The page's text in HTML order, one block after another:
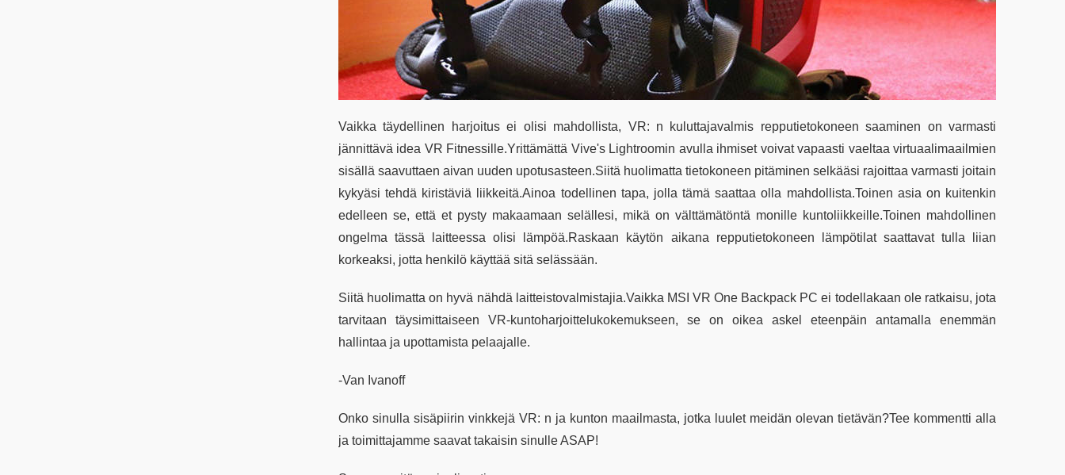
Vaikka täydellinen harjoitus ei olisi mahdollista, VR: n kuluttajavalmis repputietokoneen saaminen on varmasti
jännittävä idea VR Fitnessille.Yrittämättä Vive's Lightroomin avulla ihmiset voivat vapaasti vaeltaa virtuaalimaailmien
sisällä saavuttaen aivan uuden upotusasteen.Siitä huolimatta tietokoneen pitäminen selkääsi rajoittaa varmasti joitain
kykyäsi tehdä kiristäviä liikkeitä.Ainoa todellinen tapa, jolla tämä saattaa olla mahdollista.Toinen asia on kuitenkin
edelleen se, että et pysty makaamaan selällesi, mikä on välttämätöntä monille kuntoliikkeille.Toinen mahdollinen
ongelma tässä laitteessa olisi lämpöä.Raskaan käytön aikana repputietokoneen lämpötilat saattavat tulla liian
korkeaksi, jotta henkilö käyttää sitä selässään.
Siitä huolimatta on hyvä nähdä laitteistovalmistajia.Vaikka MSI VR One Backpack PC ei todellakaan ole ratkaisu, jota
tarvitaan täysimittaiseen VR-kuntoharjoittelukokemukseen, se on oikea askel eteenpäin antamalla enemmän
hallintaa ja upottamista pelaajalle.
-Van Ivanoff
Onko sinulla sisäpiirin vinkkejä VR: n ja kunton maailmasta, jotka luulet meidän olevan tietävän?Tee kommentti alla
ja toimittajamme saavat takaisin sinulle ASAP!